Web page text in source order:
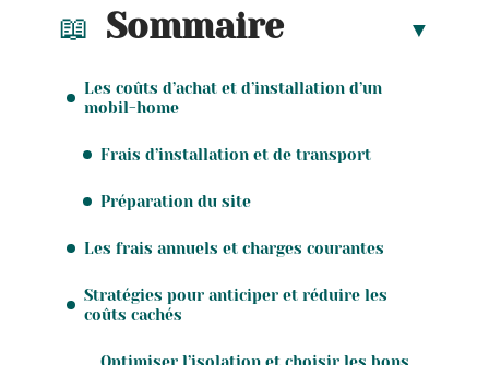
Sommaire
Les coûts d’achat et d’installation d’un
mobil-home
Frais d’installation et de transport
Préparation du site
Les frais annuels et charges courantes
Stratégies pour anticiper et réduire les
coûts cachés
Optimiser l’isolation et choisir les bons